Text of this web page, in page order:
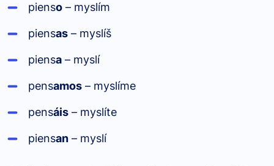
pienso – myslím
piensas – myslíš
piensa – myslí
pensamos – myslíme
pensáis – myslíte
piensan – myslí